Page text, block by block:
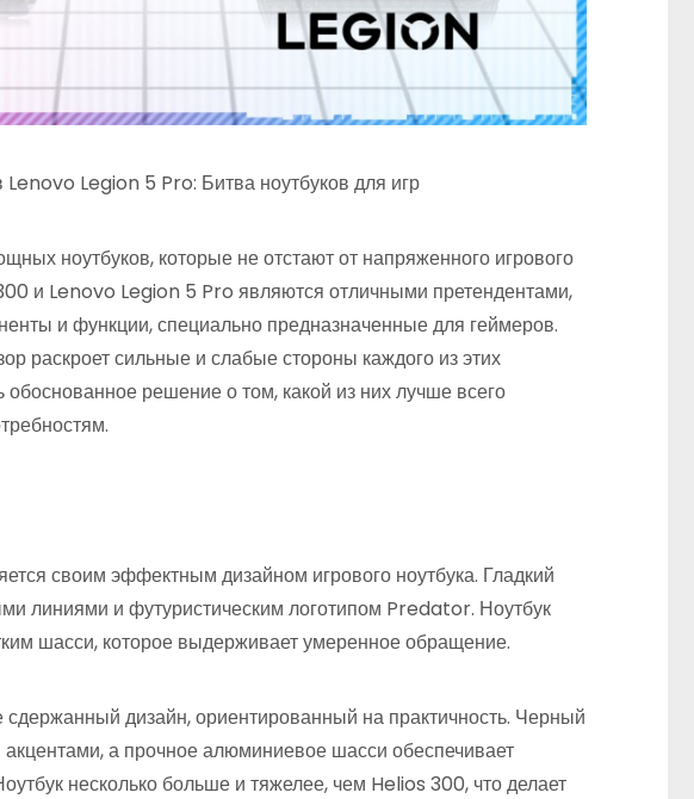
Legion 5 Pro: Битва ноутбуков для игр
ноутбуков, которые не отстают от напряженного игрового
и Lenovo Legion 5 Pro являются отличными претендентами,
и функции, специально предназначенные для геймеров.
раскроет сильные и слабые стороны каждого из этих
решение о том, какой из них лучше всего
своим эффектным дизайном игрового ноутбука. Гладкий
линиями и футуристическим логотипом Predator. Ноутбук
шасси, которое выдерживает умеренное обращение.
дизайн, ориентированный на практичность. Черный
а прочное алюминиевое шасси обеспечивает
несколько больше и тяжелее, чем Helios 300, что делает